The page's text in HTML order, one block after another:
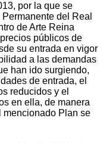
por la que se
del Real
de Arte Reina
públicos de
su entrada en vigor
a las demandas
han ido surgiendo,
de entrada, el
reducidos y el
en ella, de manera
mencionado Plan se